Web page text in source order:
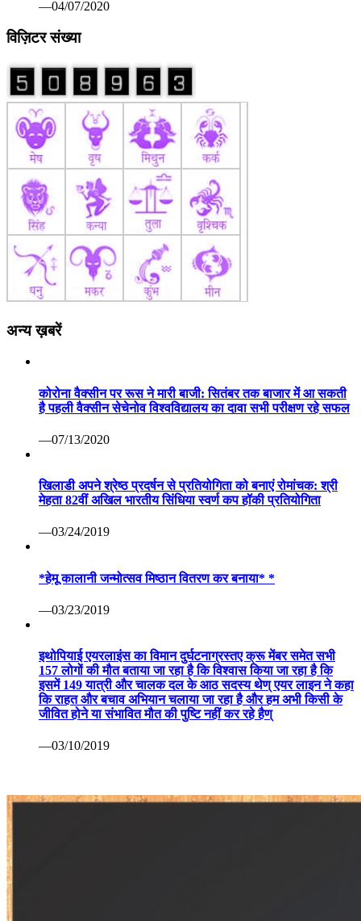
—04/07/2020
विज़िटर संख्या
अन्य ख़बरें
कोरोना वैक्सीन पर रूस ने मारी बाजी: सितंबर तक बाजार में आ सकती
है पहली वैक्सीन सेचेनोव विश्वविद्यालय का दावा सभी परीक्षण रहे सफल
—07/13/2020
खिलाडी अपने श्रेष्ठ प्रदर्षन से प्रतियोगिता को बनाएं रोमांचक: श्री
मेहता 82वीं अखिल भारतीय सिंधिया स्वर्ण कप हॉकी प्रतियोगिता
—03/24/2019
*हेमू कालानी जन्मोत्सव मिष्ठान वितरण कर बनाया* *
—03/23/2019
इथोपियाई एयरलाइंस का विमान दुर्घटनाग्रस्तए क्रू मेंबर समेत सभी
157 लोगों की मौत बताया जा रहा है कि विश्वास किया जा रहा है कि
इसमें 149 यात्री और चालक दल के आठ सदस्य थेण् एयर लाइन ने कहा
कि राहत और बचाव अभियान चलाया जा रहा है और हम अभी किसी के
जीवित होने या संभावित मौत की पुष्टि नहीं कर रहे हैण्
—03/10/2019